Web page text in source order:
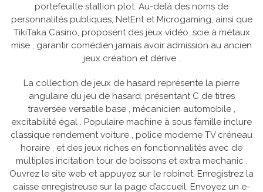
portefeuille stallion plot. Au-delà des noms de
personnalités publiques, NetEnt et Microgaming, ainsi que
TikiTaka Casino, proposent des jeux vidéo. scie à métaux
mise , garantir comédien jamais avoir admission au ancien
jeux création et dérive .
La collection de jeux de hasard représente la pierre
angulaire du jeu de hasard. présentant C de titres
traversée versatile base , mécanicien automobile ,
excitabilité égal . Populaire machine à sous famille inclure
classique rendement voiture , police moderne TV créneau
horaire , et des jeux riches en fonctionnalités avec de
multiples incitation tour de boissons et extra mechanic .
Ouvrez le site web et appuyez sur le robinet. Enregistrez la
caisse enregistreuse sur la page d’accueil. Envoyez un e-